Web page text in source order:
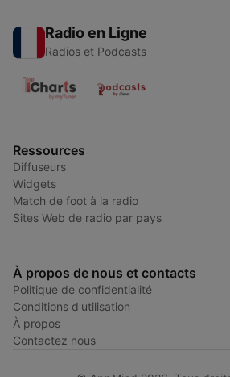
Radio en Ligne
Radios et Podcasts
Ressources
Diffuseurs
Widgets
Match de foot à la radio
Sites Web de radio par pays
À propos de nous et contacts
Politique de confidentialité
Conditions d'utilisation
À propos
Contactez nous